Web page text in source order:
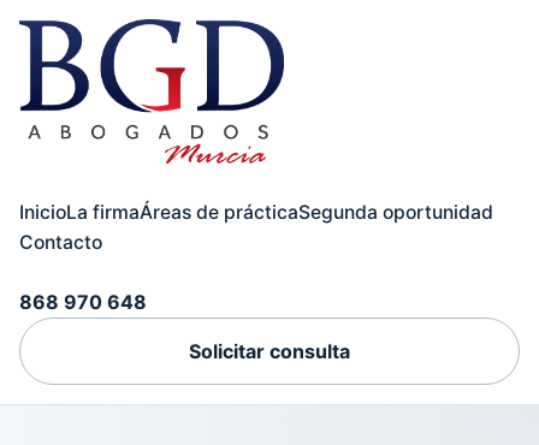
InicioLa firmaÁreas de prácticaSegunda oportunidad
Contacto
868 970 648
Solicitar consulta